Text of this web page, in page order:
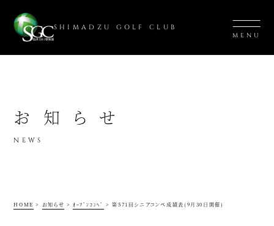
SHIMADZU GOLF CLUB
MENU
お知らせ
NEWS
HOME > お知らせ > ｵｰﾌﾟﾝｺﾝﾍﾟ >第571回シニアコンペ成績表(9月30日開催)